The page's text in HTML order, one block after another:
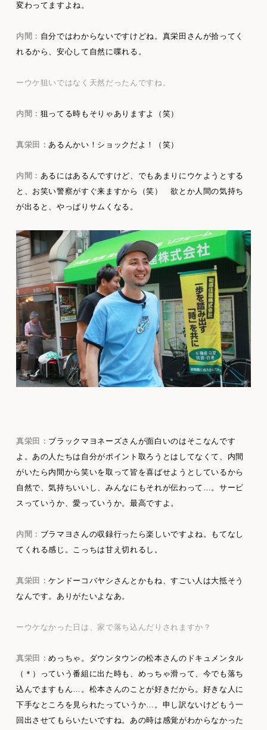
変わってますよね。
内間： 自分ではわからないですけどね。真栄田さんが拾ってく
れるから、安心して自然に喋れる。
ーウケ狙いではなく天然だったんですね。
内間： 狙ってる時もそりゃありますよ（笑）
真栄田：あるんかい！ショックだよ！（笑）
内間： あるにはあるんですけど、でもあまりにウケようとする
と、お笑い警察がすぐ来ますから（笑） 欲とか人間の気持ち
が出ると、やっぱりサムくなる。
真栄田： ブラックマヨネーズさんが面白いのはそこなんです
よ。あの人たちは自分がポイント取ろうとはしてなくて、内間
がいたら内間から笑いを取って皆を喜ばせようとしているから
自然で、気持ちいいし、みんなにもそれが伝わって…。サービ
スっていうか、愛っていうか。最高ですよ。
内間： ブラマヨさんの収録行ったら楽しいですよね。もてなし
てくれる感じ。こっちは甘え切れるし。
真栄田：ケンドーコバヤシさんとかもね、すごい人は大抵そう
なんです。ありがたいよなあ。
ーウケなかった日は、家で落ち込んだりされますか？
真栄田：めっちゃ。ダウンタウンの松本さんのドキュメンタル
（＊）っていう番組に出た時も、めっちゃ滑って、今でも落ち
込んでますもん…。松本さんのことが好きだから。好きな人に
下手なところを見られたっていうか…。申し訳ないけどもう一
回出させてもらいたいですね。あの時は感覚がわからなかった